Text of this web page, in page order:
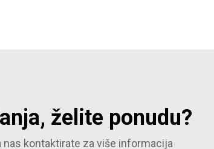
želite ponudu?
nas kontaktirate za više informacija